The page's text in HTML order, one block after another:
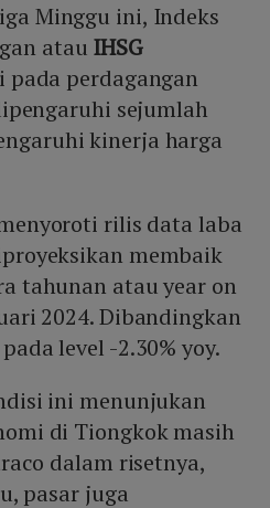
Minggu ini, Indeks
atau IHSG
perdagangan
sejumlah
kinerja harga
rilis data laba
membaik
tahunan atau year on
2024. Dibandingkan
level -2.30% yoy.
ini menunjukan
di Tiongkok masih
dalam risetnya,
pasar juga